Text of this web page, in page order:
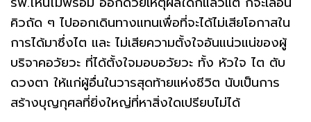
คิวถัด ๆ ไปออกเดินทางแทนเพื่อที่จะได้ไม่เสียโอกาสใน
การได้มาซึ่งไต และ ไม่เสียความตั้งใจอันแน่วแน่ของผู้
บริจาคอวัยวะ ที่ได้ตั้งใจมอบอวัยวะ ทั้ง หัวใจ ไต ตับ
ดวงตา ให้แก่ผู้อื่นในวารสุดท้ายแห่งชีวิต นับเป็นการ
สร้างบุญกุศลที่ยิ่งใหญ่ที่หาสิ่งใดเปรียบไม่ได้